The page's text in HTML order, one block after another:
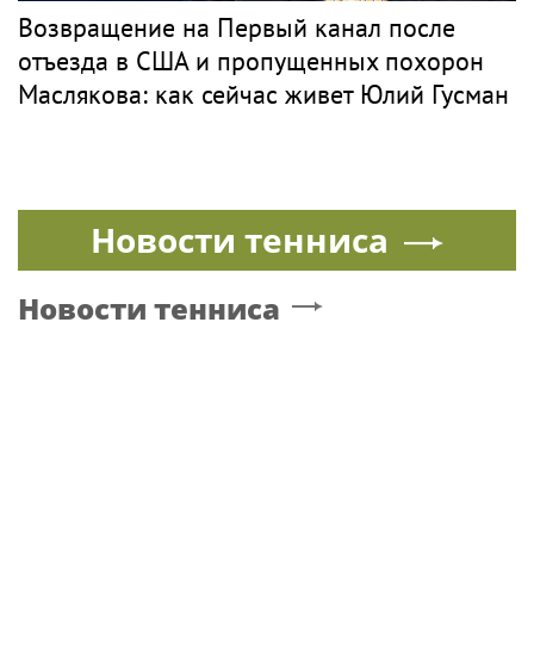
Возвращение на Первый канал после
отъезда в США и пропущенных похорон
Маслякова: как сейчас живет Юлий Гусман
Новости тенниса
Новости тенниса